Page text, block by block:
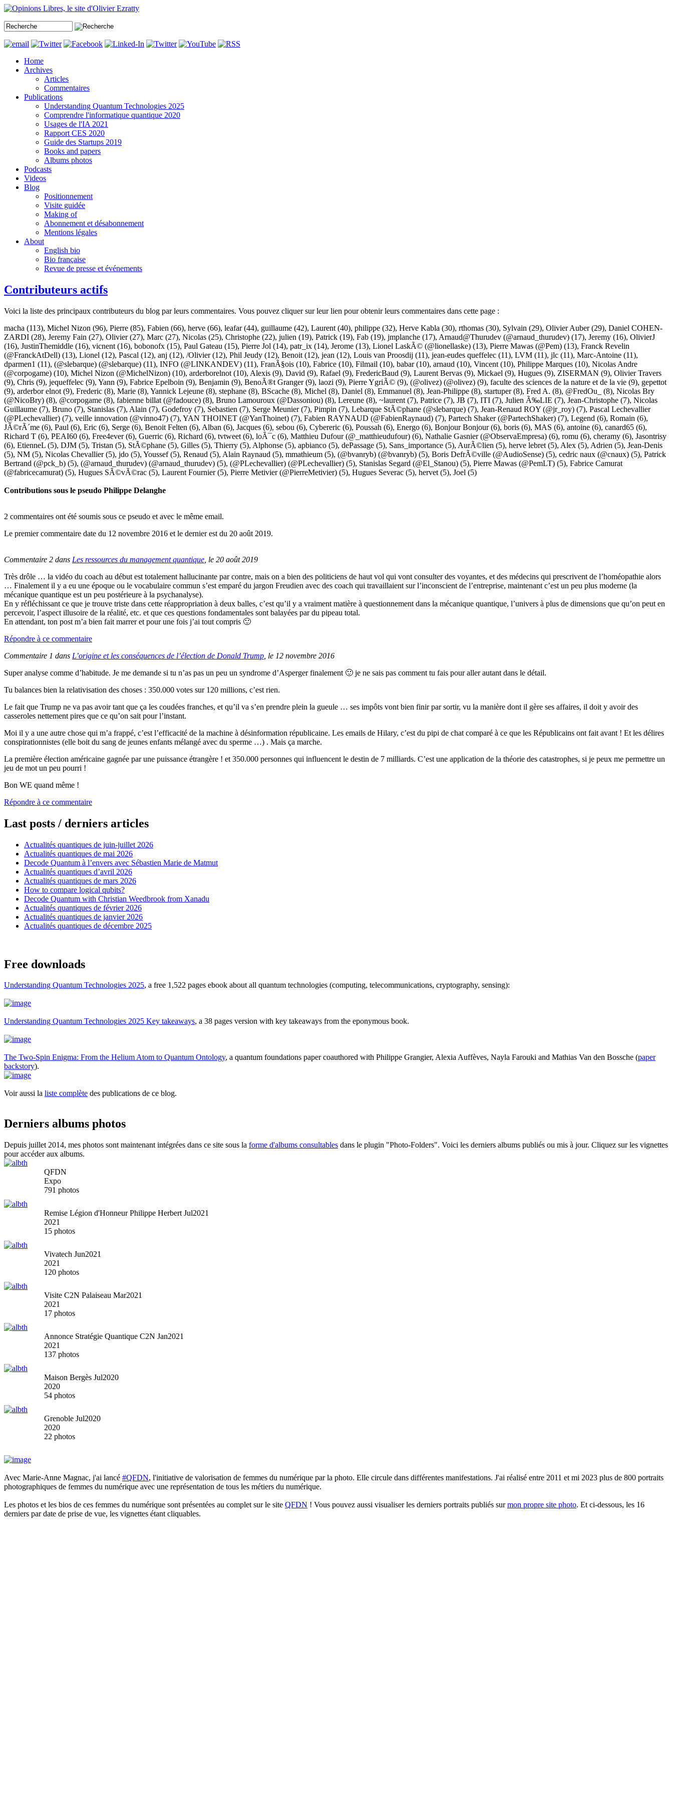
Home
Archives
Articles
Commentaires
Publications
Understanding Quantum Technologies 2025
Comprendre l'informatique quantique 2020
Usages de l'IA 2021
Rapport CES 2020
Guide des Startups 2019
Books and papers
Albums photos
Podcasts
Videos
Blog
Positionnement
Visite guidée
Making of
Abonnement et désabonnement
Mentions légales
About
English bio
Bio française
Revue de presse et événements
Contributeurs actifs
Voici la liste des principaux contributeurs du blog par leurs commentaires. Vous pouvez cliquer sur leur lien pour obtenir leurs commentaires dans cette page :
macha (113), Michel Nizon (96), Pierre (85), Fabien (66), herve (66), leafar(44), guillaume (42), Laurent (40), philippe (32), Herve Kabla (30), rthomas (30), Sylvain (29), Olivier Auber(29), Daniel COHEN-
ZARDI (28), Jeremy Fain (27), Olivier(27), Marc (27), Nicolas (25), Christophe (22), julien (19), Patrick (19), Fab (19), jmplanche (17), Arnaud@Thurudev (@arnaud_thurudev) (17), Jeremy (16), OlivierJ
(16), JustinThemiddle (16), vicnent (16), bobonofx (15), Paul Gateau (15), Pierre Jol (14), patr_ix (14), Jerome (13), Lionel LaskÃ© (@lionellaske) (13), Pierre Mawas (@Pem) (13), Franck Revelin
(@FranckAtDell) (13), Lionel (12), Pascal (12), anj (12), /Olivier(12), Phil Jeudy (12), Benoit (12), jean (12), Louis van Proosdij (11), jean-eudes queffelec (11), LVM (11), jlc (11), Marc-Antoine (11),
dparmen1 (11), (@slebarque) (@slebarque) (11), INFO (@LINKANDEV) (11), FranÃ§ois (10), Fabrice (10), Filmail (10), babar(10), arnaud (10), Vincent (10), Philippe Marques (10), Nicolas Andre
(@corpogame) (10), Michel Nizon (@MichelNizon) (10), arderborelnot (10), Alexis (9), David (9), Rafael (9), FredericBaud (9), Laurent Bervas (9), Mickael (9), Hugues (9), ZISERMAN (9), Olivier Travers
(9), Chris (9), jequeffelec (9), Yann (9), Fabrice Epelboin (9), Benjamin (9), BenoÃ®t Granger(9), laozi (9), Pierre YgriÃ© (9), (@olivez) (@olivez) (9), faculte des sciences de la nature et de la vie (9), gepettot
(9), arderbor elnot (9), Frederic (8), Marie (8), Yannick Lejeune (8), stephane (8), BScache (8), Michel (8), Daniel (8), Emmanuel (8), Jean-Philippe (8), startuper(8), Fred A. (8), @FredOu_ (8), Nicolas Bry
(@NicoBry) (8), @corpogame (8), fabienne billat (@fadouce) (8), Bruno Lamouroux (@Dassoniou) (8), Lereune (8), ~laurent (7), Patrice (7), JB (7), ITI (7), Julien Ã‰LIE (7), Jean-Christophe (7), Nicolas
Guillaume (7), Bruno (7), Stanislas (7), Alain (7), Godefroy (7), Sebastien (7), Serge Meunier(7), Pimpin (7), Lebarque StÃ©phane (@slebarque) (7), Jean-Renaud ROY (@jr_roy) (7), Pascal Lechevallier
(@PLechevallier) (7), veille innovation (@vinno47) (7), YAN THOINET (@YanThoinet) (7), Fabien RAYNAUD (@FabienRaynaud) (7), Partech Shaker (@PartechShaker) (7), Legend (6), Romain (6),
JÃ©rÃ´me (6), Paul (6), Eric (6), Serge (6), Benoit Felten (6), Alban (6), Jacques (6), sebou (6), Cybereric (6), Poussah (6), Energo (6), Bonjour Bonjour(6), boris (6), MAS (6), antoine (6), canard65 (6),
Richard T (6), PEAI60 (6), Free4ever(6), Guerric (6), Richard (6), tvtweet (6), loÃ¯c (6), Matthieu Dufour (@_matthieudufour) (6), Nathalie Gasnier (@ObservaEmpresa) (6), romu (6), cheramy (6), Jasontrisy
(6), EtienneL (5), DJM (5), Tristan (5), StÃ©phane (5), Gilles (5), Thierry (5), Alphonse (5), apbianco (5), dePassage (5), Sans_importance (5), AurÃ©lien (5), herve lebret (5), Alex (5), Adrien (5), Jean-Denis
(5), NM (5), Nicolas Chevallier(5), jdo (5), Youssef(5), Renaud (5), Alain Raynaud (5), mmathieum (5), (@bvanryb) (@bvanryb) (5), Boris DefrÃ©ville (@AudioSense) (5), cedric naux (@cnaux) (5), Patrick
Bertrand (@pck_b) (5), (@arnaud_thurudev) (@arnaud_thurudev) (5), (@PLechevallier) (@PLechevallier) (5), Stanislas Segard (@El_Stanou) (5), Pierre Mawas (@PemLT) (5), Fabrice Camurat
(@fabricecamurat) (5), Hugues SÃ©vÃ©rac (5), Laurent Fournier(5), Pierre Metivier (@PierreMetivier) (5), Hugues Severac (5), hervet (5), Joel (5)
Contributions sous le pseudo Philippe Delanghe
2 commentaires ont été soumis sous ce pseudo et avec le même email.
Le premier commentaire date du 12 novembre 2016 et le dernier est du 20 août 2019.
Commentaire 2 dans Les ressources du management quantique , le 20 août 2019
Très drôle … la vidéo du coach au début est totalement hallucinante par contre, mais on a bien des politiciens de haut vol qui vont consulter des voyantes, et des médecins qui prescrivent de l’homéopathie alors
… Finalement il y a eu une époque ou le vocabulaire commun s’est emparé du jargon Freudien avec des coach qui travaillaient sur l’inconscient de l’entreprise, maintenant c’est un peu plus moderne (la
mécanique quantique est un peu postérieure à la psychanalyse).
En y réfléchissant ce que je trouve triste dans cette réappropriation à deux balles, c’est qu’il y a vraiment matière à questionnement dans la mécanique quantique, l’univers à plus de dimensions que qu’on peut en
percevoir, l’aspect illusoire de la réalité, etc. et que ces questions fondamentales sont balayées par du pipeau total.
En attendant, ton post m’a bien fait marrer et pour une fois j’ai tout compris 🙂
Répondre à ce commentaire
Commentaire 1 dans L’origine et les conséquences de l’élection de Donald Trump , le 12 novembre 2016
Super analyse comme d’habitude. Je me demande si tu n’as pas un peu un syndrome d’Asperger finalement 🙂 je ne sais pas comment tu fais pour aller autant dans le détail.
Tu balances bien la relativisation des choses : 350.000 votes sur 120 millions, c’est rien.
Le fait que Trump ne va pas avoir tant que ça les coudées franches, et qu’il va s’en prendre plein la gueule … ses impôts vont bien finir par sortir, vu la manière dont il gère ses affaires, il doit y avoir des
casseroles nettement pires que ce qu’on sait pour l’instant.
Moi il y a une autre chose qui m’a frappé, c’est l’efficacité de la machine à désinformation républicaine. Les emails de Hilary, c’est du pipi de chat comparé à ce que les Républicains ont fait avant ! Et les délires
conspirationnistes (elle boit du sang de jeunes enfants mélangé avec du sperme …) . Mais ça marche.
La première élection américaine gagnée par une puissance étrangère ! et 350.000 personnes qui influencent le destin de 7 milliards. C’est une application de la théorie des catastrophes, si je peux me permettre un
jeu de mot un peu pourri !
Bon WE quand même !
Répondre à ce commentaire
Last posts / derniers articles
Actualités quantiques de juin-juillet 2026
Actualités quantiques de mai 2026
Decode Quantum à l’envers avec Sébastien Marie de Matmut
Actualités quantiques d’avril 2026
Actualités quantiques de mars 2026
How to compare logical qubits?
Decode Quantum with Christian Weedbrook from Xanadu
Actualités quantiques de février 2026
Actualités quantiques de janvier 2026
Actualités quantiques de décembre 2025
Free downloads
Understanding Quantum Technologies 2025, a free 1,522 pages ebook about all quantum technologies (computing, telecommunications, cryptography, sensing):
Understanding Quantum Technologies 2025 Key takeaways, a 38 pages version with key takeaways from the eponymous book.
The Two-Spin Enigma: From the Helium Atom to Quantum Ontology, a quantum foundations paper coauthored with Philippe Grangier, Alexia Auffèves, Nayla Farouki and Mathias Van den Bossche (paper
backstory).
Voir aussi la liste complète des publications de ce blog.
Derniers albums photos
Depuis juillet 2014, mes photos sont maintenant intégrées dans ce site sous la forme d'albums consultables dans le plugin "Photo-Folders". Voici les derniers albums publiés ou mis à jour. Cliquez sur les vignettes
pour accéder aux albums.
QFDN
Expo
791 photos
Remise Légion d'Honneur Philippe Herbert Jul2021
2021
15 photos
Vivatech Jun2021
2021
120 photos
Visite C2N Palaiseau Mar2021
2021
17 photos
Annonce Stratégie Quantique C2N Jan2021
2021
137 photos
Maison Bergès Jul2020
2020
54 photos
Grenoble Jul2020
2020
22 photos
Avec Marie-Anne Magnac, j'ai lancé #QFDN, l'initiative de valorisation de femmes du numérique par la photo. Elle circule dans différentes manifestations. J'ai réalisé entre 2011 et mi 2023 plus de 800 portraits
photographiques de femmes du numérique avec une représentation de tous les métiers du numérique.
Les photos et les bios de ces femmes du numérique sont présentées au complet sur le site QFDN ! Vous pouvez aussi visualiser les derniers portraits publiés surmon propre site photo. Et ci-dessous, les 16
derniers par date de prise de vue, les vignettes étant cliquables.